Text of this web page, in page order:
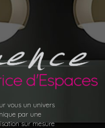
vous un univers
par une
sur mesure